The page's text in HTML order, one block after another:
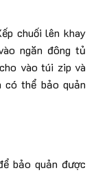
chuối lên khay
ngăn đông tủ
vào túi zip và
có thể bảo quản
bảo quản được